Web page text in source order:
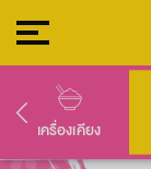
เครื่องเคียง